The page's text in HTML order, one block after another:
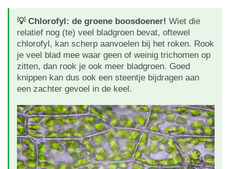
💡 Chlorofyl: de groene boosdoener! Wiet die
relatief nog (te) veel bladgroen bevat, oftewel
chlorofyl, kan scherp aanvoelen bij het roken. Rook
je veel blad mee waar geen of weinig trichomen op
zitten, dan rook je ook meer bladgroen. Goed
knippen kan dus ook een steentje bijdragen aan
een zachter gevoel in de keel.